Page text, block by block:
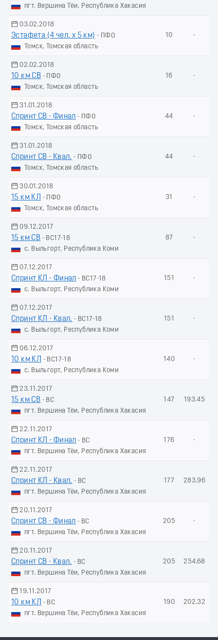
пгт. Вершина Тёи, Республика Хакасия
03.02.2018
Эстафета (4 чел. х 5 км) - ПФО
Томск, Томская область
10 -
02.02.2018
10 км СВ - ПФО
Томск, Томская область
16 -
31.01.2018
Спринт СВ - Финал - ПФО
Томск, Томская область
44 -
31.01.2018
Спринт СВ - Квал. - ПФО
Томск, Томская область
44 -
30.01.2018
15 км КЛ
- ПФО
Томск, Томская область
31 -
09.12.2017
15 км СВ - ВС17-18
с. Выльгорт, Республика Коми
87 -
07.12.2017
Спринт КЛ - Финал - ВС17-18
с. Выльгорт, Республика Коми
151 -
07.12.2017
Спринт КЛ - Квал. - ВС17-18
с. Выльгорт, Республика Коми
151 -
06.12.2017
10 км КЛ
- ВС17-18
с. Выльгорт, Республика Коми
140 -
23.11.2017
15 км СВ - ВС
пгт. Вершина Тёи, Республика Хакасия
147 193.45
22.11.2017
Спринт КЛ - Финал - ВС
пгт. Вершина Тёи, Республика Хакасия
176 -
22.11.2017
Спринт КЛ - Квал. - ВС
пгт. Вершина Тёи, Республика Хакасия
177 283.96
20.11.2017
Спринт СВ - Финал - ВС
пгт. Вершина Тёи, Республика Хакасия
205 -
20.11.2017
Спринт СВ - Квал. - ВС
пгт. Вершина Тёи, Республика Хакасия
205 254.68
19.11.2017
10 км КЛ
- ВС
пгт. Вершина Тёи, Республика Хакасия
190 202.32